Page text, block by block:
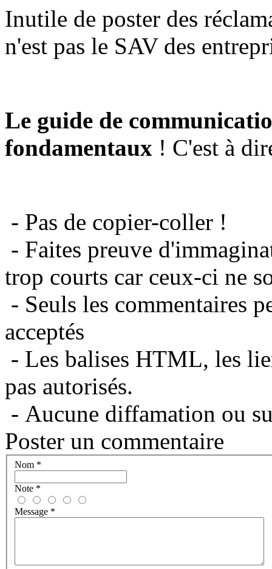
Inutile de poster des
n'est pas le SAV des
Le guide de
fondamentaux ! C'est à
- Pas de copier-coller !
- Faites preuve
trop courts car ceux-ci ne
- Seuls les commentaires
acceptés
- Les balises HTML, les
pas autorisés.
- Aucune diffamation ou
Poster un commentaire
Nom *
Note *
Message *